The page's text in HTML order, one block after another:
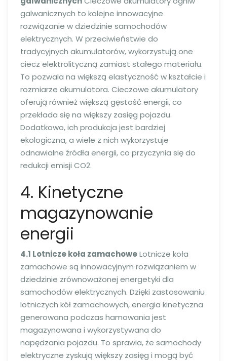
galwanicznych to kolejne innowacyjne
rozwiązanie w dziedzinie samochodów
elektrycznych. W przeciwieństwie do
tradycyjnych akumulatorów, wykorzystują one
ciecz elektrolityczną zamiast stałego materiału.
To pozwala na większą elastyczność w kształcie i
rozmiarze akumulatora. Cieczowe akumulatory
oferują również większą gęstość energii, co
przekłada się na większy zasięg pojazdu.
Dodatkowo, ich produkcja jest bardziej
ekologiczna, a wiele z nich wykorzystuje
odnawialne źródła energii, co przyczynia się do
redukcji emisji CO2.
4. Kinetyczne
magazynowanie
energii
4.1 Lotnicze koła zamachoweLotnicze koła
zamachowe są innowacyjnym rozwiązaniem w
dziedzinie zrównoważonej energetyki dla
samochodów elektrycznych. Dzięki zastosowaniu
lotniczych kół zamachowych, energia kinetyczna
generowana podczas hamowania jest
magazynowana i wykorzystywana do
napędzania pojazdu. To sprawia, że samochody
elektryczne zyskują większy zasięg i mogą być